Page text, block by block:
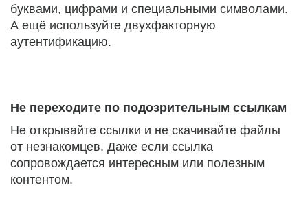
буквами, цифрами и специальными символами.
А ещё используйте двухфакторную
аутентификацию.
Не переходите по подозрительным ссылкам
Не открывайте ссылки и не скачивайте файлы
от незнакомцев. Даже если ссылка
сопровождается интересным или полезным
контентом.